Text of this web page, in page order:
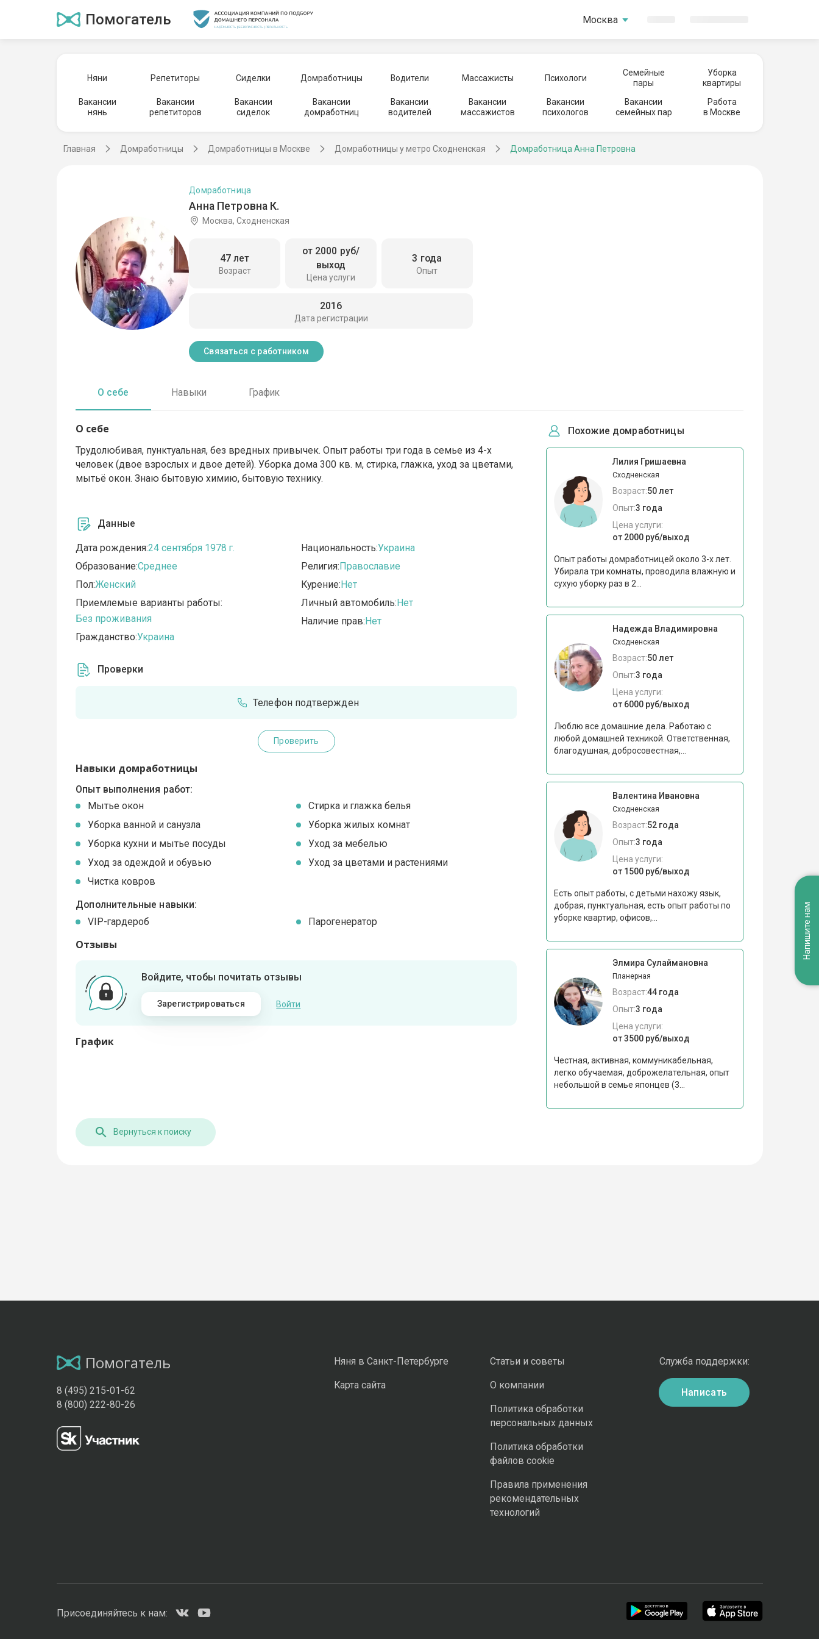
Помогатель Москва
Няни Репетиторы Сиделки Домработницы Водители Массажисты Психологи
Семейные
пары
Уборка
квартиры
Вакансии
нянь
Вакансии
репетиторов
Вакансии
сиделок
Вакансии
домработниц
Вакансии
водителей
Вакансии
массажистов
Вакансии
психологов
Вакансии
семейных пар
Работа
в Москве
Главная Домработницы Домработницы в Москве Домработницы у метро Сходненская Домработница Анна Петровна
Анна Петровна К.
Домработница
Москва, Сходненская
Возраст
47 лет
Цена услуги
от 2000 руб/
выход
Опыт
3 года
Дата регистрации
2016
Связаться с работником
О себе Навыки График
О себе
Трудолюбивая, пунктуальная, без вредных привычек. Опыт работы три года в семье из 4-х
человек (двое взрослых и двое детей). Уборка дома 300 кв. м, стирка, глажка, уход за цветами,
мытьё окон. Знаю бытовую химию, бытовую технику.
Данные
Дата рождения:24 сентября 1978 г.
Образование:Среднее
Пол:Женский
Приемлемые варианты работы:
Без проживания
Гражданство:Украина
Национальность:Украина
Религия:Православие
Курение:Нет
Личный автомобиль:Нет
Наличие прав:Нет
Проверки
Телефон подтвержден
Проверить
Навыки домработницы
Опыт выполнения работ:
Мытье окон
Стирка и глажка белья
Уборка ванной и санузла
Уборка жилых комнат
Уборка кухни и мытье посуды
Уход за мебелью
Уход за одеждой и обувью
Уход за цветами и растениями
Чистка ковров
Дополнительные навыки:
VIP-гардероб
Парогенератор
Отзывы
Войдите, чтобы почитать отзывы
Зарегистрироваться Войти
График
Похожие домработницы
Лилия Гришаевна
Сходненская
Возраст:50 лет
Опыт:3 года
Цена услуги:
от 2000 руб/выход
Опыт работы домработницей около 3-х лет.
Убирала три комнаты, проводила влажную и
сухую уборку раз в 2...
Надежда Владимировна
Сходненская
Возраст:50 лет
Опыт:3 года
Цена услуги:
от 6000 руб/выход
Люблю все домашние дела. Работаю с
любой домашней техникой. Ответственная,
благодушная, добросовестная,...
Валентина Ивановна
Сходненская
Возраст:52 года
Опыт:3 года
Цена услуги:
от 1500 руб/выход
Есть опыт работы, с детьми нахожу язык,
добрая, пунктуальная, есть опыт работы по
уборке квартир, офисов,...
Элмира Сулаймановна
Планерная
Возраст:44 года
Опыт:3 года
Цена услуги:
от 3500 руб/выход
Честная, активная, коммуникабельная,
легко обучаемая, доброжелательная, опыт
небольшой в семье японцев (3...
Вернуться к поиску
Помогатель
8 (495) 215-01-62
8 (800) 222-80-26
Няня в Санкт-Петербурге
Карта сайта
Статьи и советы
О компании
Политика обработки
персональных данных
Политика обработки
файлов cookie
Правила применения
рекомендательных
технологий
Служба поддержки:
Написать
Присоединяйтесь к нам:
Напишите нам